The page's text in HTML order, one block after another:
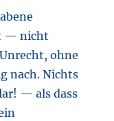
— nicht
ohne
nach. Nichts
— als dass